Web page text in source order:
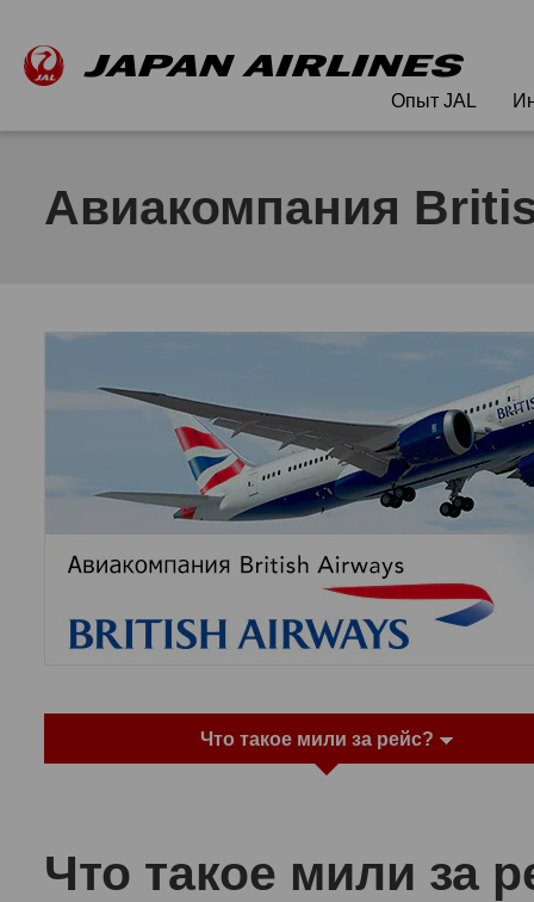
Опыт JAL
Авиакомпания
Что такое мили за рейс?
Что такое мили за